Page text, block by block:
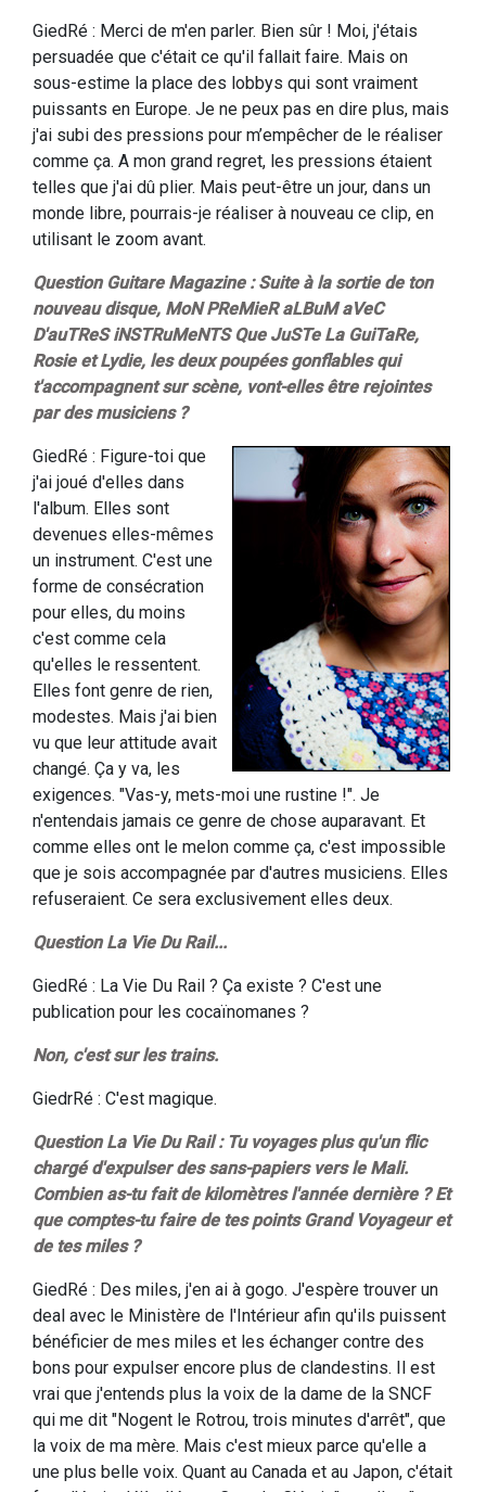
GiedRé : Merci de m'en parler. Bien sûr ! Moi, j'étais
persuadée que c'était ce qu'il fallait faire. Mais on
sous-estime la place des lobbys qui sont vraiment
puissants en Europe. Je ne peux pas en dire plus, mais
j'ai subi des pressions pour m’empêcher de le réaliser
comme ça. A mon grand regret, les pressions étaient
telles que j'ai dû plier. Mais peut-être un jour, dans un
monde libre, pourrais-je réaliser à nouveau ce clip, en
utilisant le zoom avant.
Question Guitare Magazine : Suite à la sortie de ton
nouveau disque, MoN PReMieR aLBuM aVeC
D'auTReS iNSTRuMeNTS Que JuSTe La GuiTaRe,
Rosie et Lydie, les deux poupées gonflables qui
t'accompagnent sur scène, vont-elles être rejointes
par des musiciens ?
GiedRé : Figure-toi que
j'ai joué d'elles dans
l'album. Elles sont
devenues elles-mêmes
un instrument. C'est une
forme de consécration
pour elles, du moins
c'est comme cela
qu'elles le ressentent.
Elles font genre de rien,
modestes. Mais j'ai bien
vu que leur attitude avait
changé. Ça y va, les
exigences. "Vas-y, mets-moi une rustine !". Je
n'entendais jamais ce genre de chose auparavant. Et
comme elles ont le melon comme ça, c'est impossible
que je sois accompagnée par d'autres musiciens. Elles
refuseraient. Ce sera exclusivement elles deux.
Question La Vie Du Rail...
GiedRé : La Vie Du Rail ? Ça existe ? C'est une
publication pour les cocaïnomanes ?
Non, c'est sur les trains.
GiedrRé : C'est magique.
Question La Vie Du Rail : Tu voyages plus qu'un flic
chargé d'expulser des sans-papiers vers le Mali.
Combien as-tu fait de kilomètres l'année dernière ? Et
que comptes-tu faire de tes points Grand Voyageur et
de tes miles ?
GiedRé : Des miles, j'en ai à gogo. J'espère trouver un
deal avec le Ministère de l'Intérieur afin qu'ils puissent
bénéficier de mes miles et les échanger contre des
bons pour expulser encore plus de clandestins. Il est
vrai que j'entends plus la voix de la dame de la SNCF
qui me dit "Nogent le Rotrou, trois minutes d'arrêt", que
la voix de ma mère. Mais c'est mieux parce qu'elle a
une plus belle voix. Quant au Canada et au Japon, c'était